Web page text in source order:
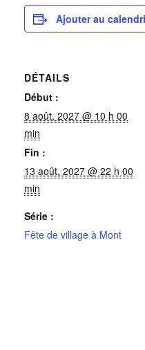
Ajouter au
DÉTAILS
Début :
8 août, 2027 @ 10 h 00
min
Fin :
13 août, 2027 @ 22 h 00
min
Série :
Fête de village à Mont